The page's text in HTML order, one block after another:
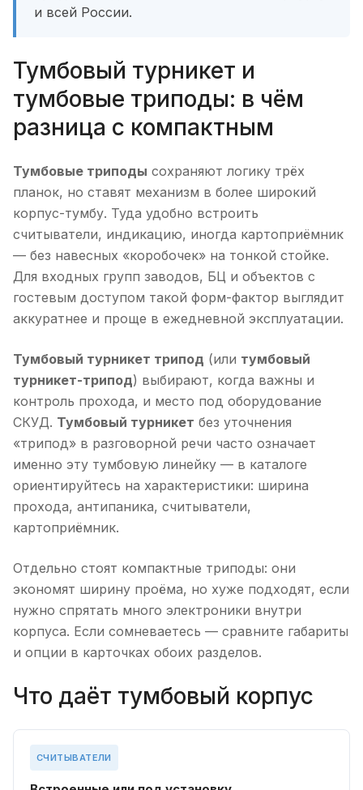
и всей России.
Тумбовый турникет и
тумбовые триподы: в чём
разница с компактным
Тумбовые триподы сохраняют логику трёх
планок, но ставят механизм в более широкий
корпус-тумбу. Туда удобно встроить
считыватели, индикацию, иногда картоприёмник
— без навесных «коробочек» на тонкой стойке.
Для входных групп заводов, БЦ и объектов с
гостевым доступом такой форм-фактор выглядит
аккуратнее и проще в ежедневной эксплуатации.
Тумбовый турникет трипод (или тумбовый
турникет-трипод) выбирают, когда важны и
контроль прохода, и место под оборудование
СКУД. Тумбовый турникет без уточнения
«трипод» в разговорной речи часто означает
именно эту тумбовую линейку — в каталоге
ориентируйтесь на характеристики: ширина
прохода, антипаника, считыватели,
картоприёмник.
Отдельно стоят компактные триподы: они
экономят ширину проёма, но хуже подходят, если
нужно спрятать много электроники внутри
корпуса. Если сомневаетесь — сравните габариты
и опции в карточках обоих разделов.
Что даёт тумбовый корпус
СЧИТЫВАТЕЛИ